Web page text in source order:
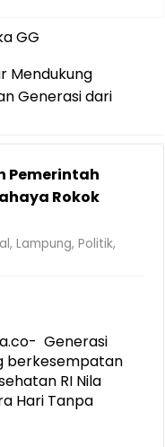
Ahli Waris Korban
Tinjau Penanganan
Raharja Tinjau Korban
Tinjau Penanganan
PANRB Perkuat
Akhiri Lawan
Data Pribadi, Tingkatkan
Mendukung
Generasi dari
Pemerintah
Rokok
,Lampung,Politik,
Generasi
berkesempatan
RI Nila
Hari Tanpa